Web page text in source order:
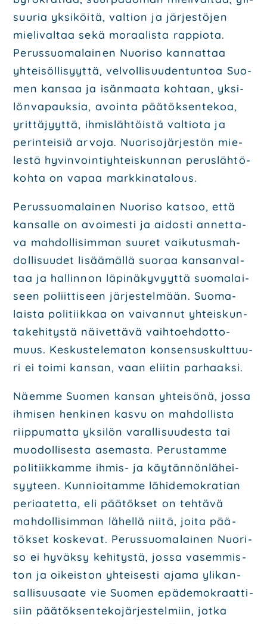
suu­ria yksi­köi­tä, val­tion ja jär­jes­tö­jen
mie­li­val­taa sekä moraa­lis­ta rap­pio­ta.
Perus­suo­ma­lai­nen Nuo­ri­so kan­nat­taa
yhtei­söl­li­syyt­tä, vel­vol­li­suu­den­tun­toa Suo­
men kan­saa ja isän­maa­ta koh­taan, yksi­
lön­va­pauk­sia, avoin­ta pää­tök­sen­te­koa,
yrit­tä­jyyt­tä, ihmis­läh­töis­tä val­tio­ta ja
perin­tei­siä arvo­ja. Nuo­ri­so­jär­jes­tön mie­
les­tä hyvin­voin­tiyh­teis­kun­nan perus­läh­tö­
koh­ta on vapaa mark­ki­na­ta­lous.
Perus­suo­ma­lai­nen Nuo­ri­so kat­soo, että
kan­sal­le on avoi­mes­ti ja aidos­ti annet­ta­
va mah­dol­li­sim­man suu­ret vai­ku­tus­mah­
dol­li­suu­det lisää­mäl­lä suo­raa kan­san­val­
taa ja hal­lin­non läpi­nä­ky­vyyt­tä suo­ma­lai­
seen poliit­ti­seen jär­jes­tel­mään. Suo­ma­
lais­ta poli­tiik­kaa on vai­van­nut yhteis­kun­
ta­ke­hi­tys­tä näi­vet­tä­vä vaih­toeh­dot­to­
muus. Kes­kus­te­le­ma­ton kon­sen­sus­kult­tuu­
ri ei toi­mi kan­san, vaan elii­tin par­haak­si.
Näem­me Suo­men kan­san yhtei­sö­nä, jos­sa
ihmi­sen hen­ki­nen kas­vu on mah­dol­lis­ta
riip­pu­mat­ta yksi­lön varal­li­suu­des­ta tai
muo­dol­li­ses­ta ase­mas­ta. Perus­tam­me
poli­tiik­kam­me ihmis- ja käy­tän­nön­lä­hei­
syy­teen. Kun­nioi­tam­me lähi­de­mo­kra­tian
peri­aa­tet­ta, eli pää­tök­set on teh­tä­vä
mah­dol­li­sim­man lähel­lä nii­tä, joi­ta pää­
tök­set kos­ke­vat. Perus­suo­ma­lai­nen Nuo­ri­
so ei hyväk­sy kehi­tys­tä, jos­sa vasem­mis­
ton ja oikeis­ton yhtei­ses­ti aja­ma yli­kan­
sal­li­suusaa­te vie Suo­men epä­de­mo­kraat­ti­
siin pää­tök­sen­te­ko­jär­jes­tel­miin, jot­ka